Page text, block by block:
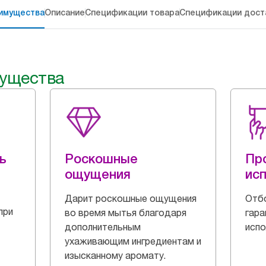
ОписаниеСпецификации товараСпецификации
Роскошные
ощущения
Дарит роскошные ощущения
во время мытья благодаря
дополнительным
ухаживающим ингредиентам и
изысканному аромату.